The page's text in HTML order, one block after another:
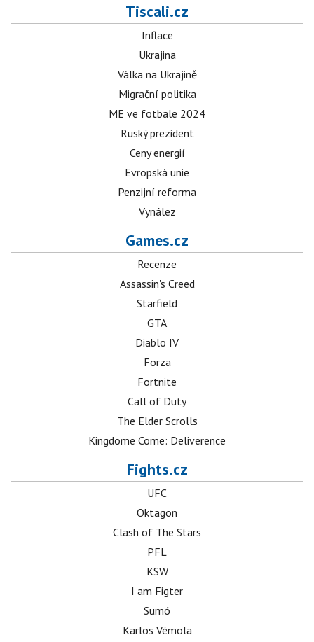
Tiscali.cz
Inflace
Ukrajina
Válka na Ukrajině
Migrační politika
ME ve fotbale 2024
Ruský prezident
Ceny energií
Evropská unie
Penzijní reforma
Vynález
Games.cz
Recenze
Assassin's Creed
Starfield
GTA
Diablo IV
Forza
Fortnite
Call of Duty
The Elder Scrolls
Kingdome Come: Deliverence
Fights.cz
UFC
Oktagon
Clash of The Stars
PFL
KSW
I am Figter
Sumó
Karlos Vémola